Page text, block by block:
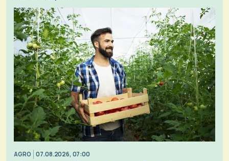
AGRO 07.08.2026, 07:00